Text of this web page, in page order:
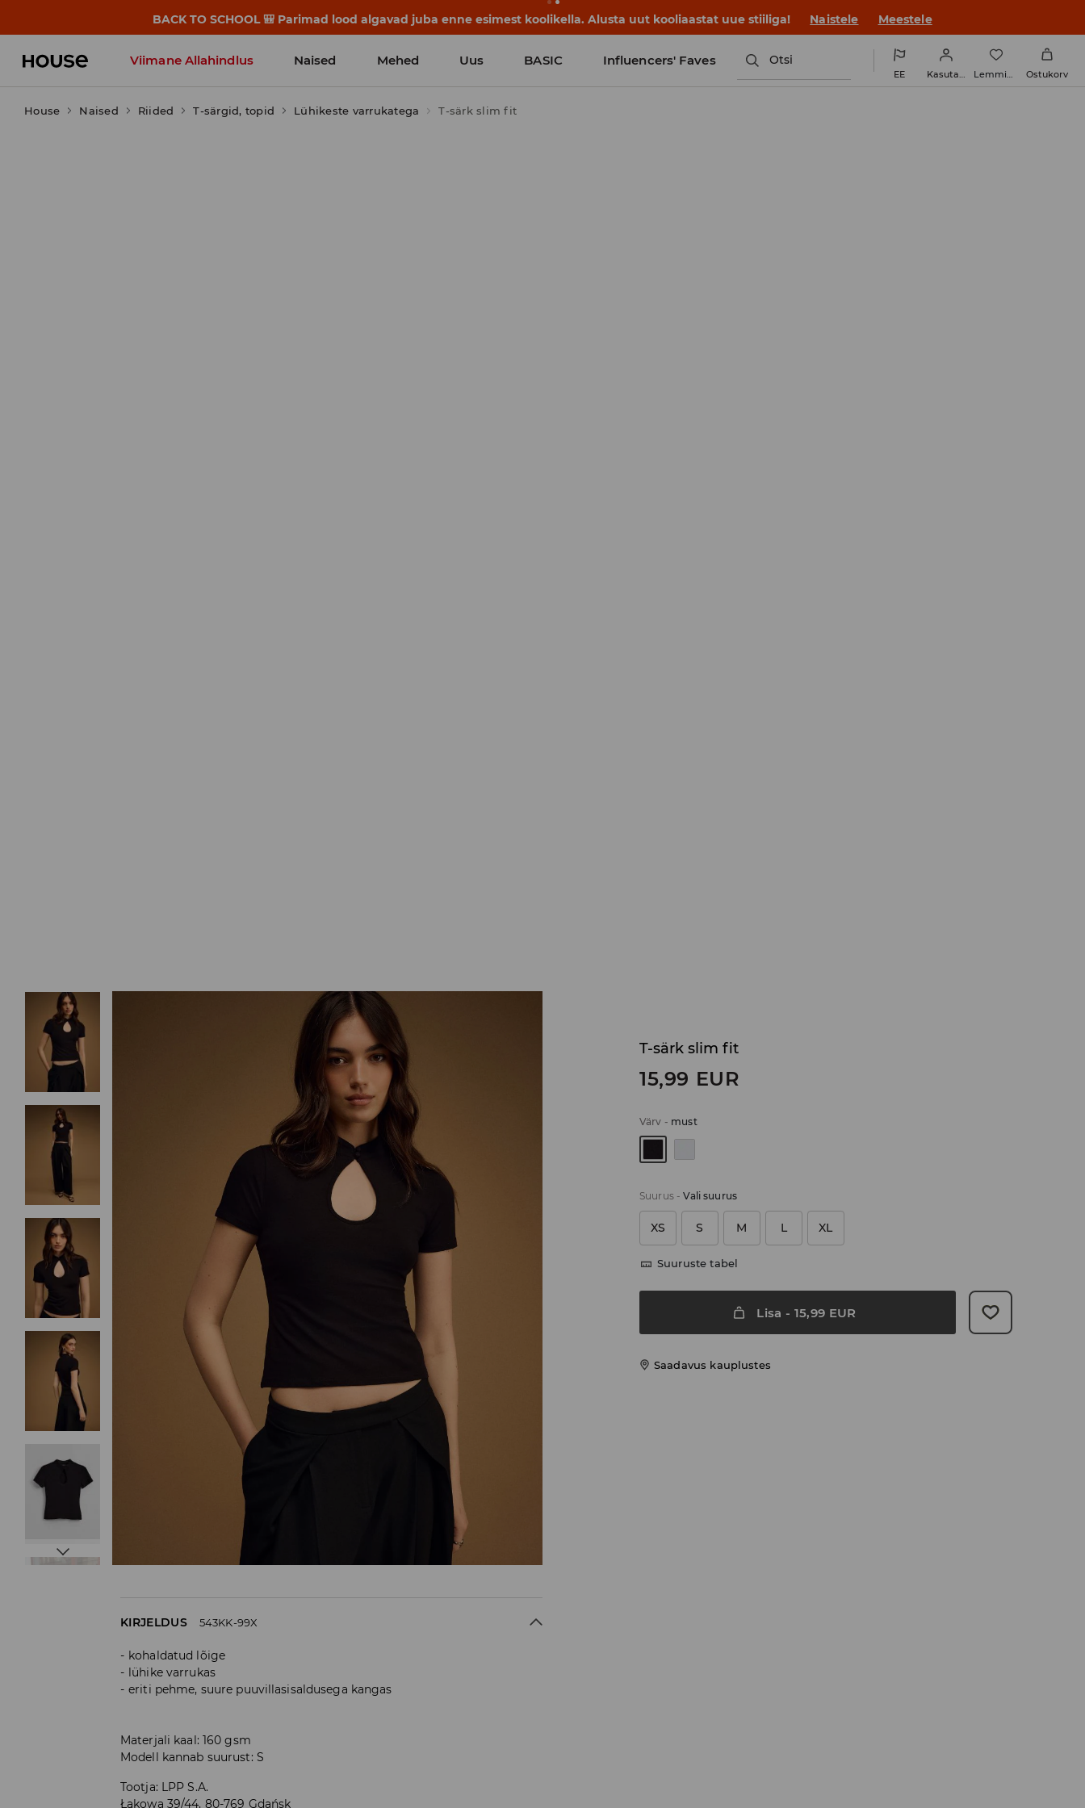
BACK TO SCHOOL 🎒 Parimad lood algavad juba enne esimest koolikella. Alusta uut kooliaastat uue stiiliga! Naistele Meestele
Viimane Allahindlus Naised Mehed Uus BASIC Influencers' Faves Otsi
EE Kasutaja Lemmikud Ostukorv
House Naised Riided T-särgid, topid Lühikeste varrukatega T-särk slim fit
T-särk slim fit
15,99 EUR
Värv - must
Suurus-Vali suurus
XS S M L XL
Suuruste tabel
Lisa - 15,99 EUR
Saadavus kauplustes
KIRJELDUS 543KK-99X
kohaldatud lõige
lühike varrukas
eriti pehme, suure puuvillasisaldusega kangas
Materjali kaal: 160 gsm
Modell kannab suurust: S
Tootja: LPP S.A.
Łąkowa 39/44, 80-769 Gdańsk